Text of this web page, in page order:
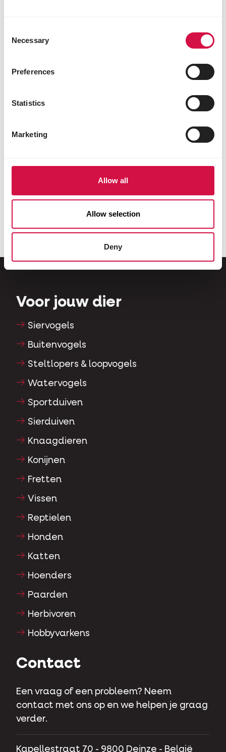
Selection
Necessary
Preferences
Statistics
Marketing
Allow all
Allow selection
Deny
Show
DIEREN
Voor jouw dier
Siervogels
Buitenvogels
Steltlopers & loopvogels
Watervogels
Sportduiven
Sierduiven
Knaagdieren
Konijnen
Fretten
Vissen
Reptielen
Honden
Katten
Hoenders
Paarden
Herbivoren
Hobbyvarkens
Contact
Een vraag of een probleem? Neem
contact met ons op en we helpen je graag
verder.
Kapellestraat 70 - 9800 Deinze - België